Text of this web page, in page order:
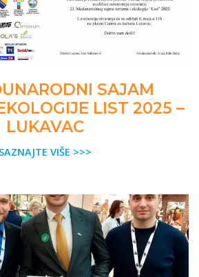
SAJAM
LIST 2025 –
LUKAVAC
SAZNAJTE VIŠE >>>